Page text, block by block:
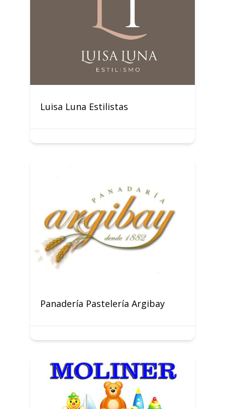
Luisa Luna Estilistas
Panadería Pastelería Argibay